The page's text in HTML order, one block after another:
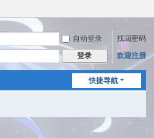
自动登录
找回密码
登录 欢迎注册
快捷导航